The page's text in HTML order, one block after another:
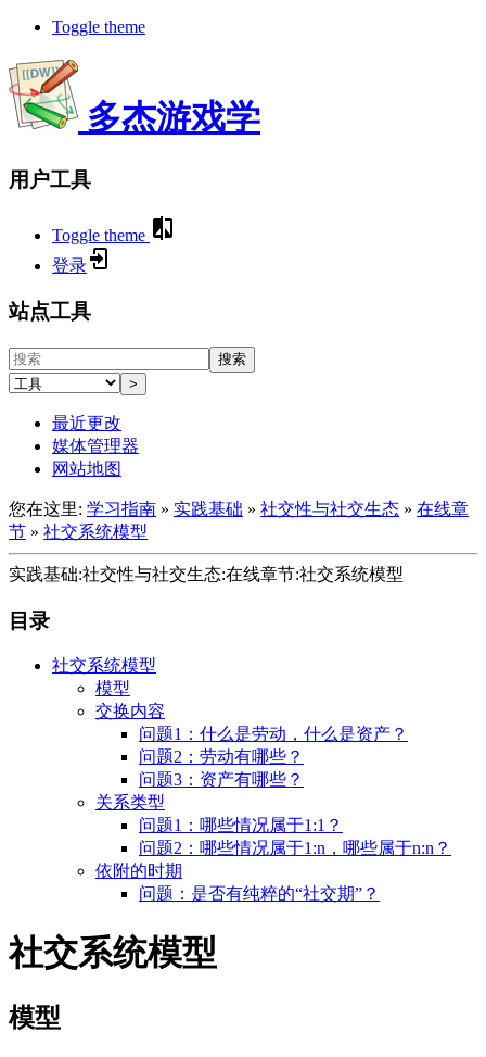
Toggle theme
多杰游戏学
用户工具
Toggle theme
登录
站点工具
搜索
>
最近更改
媒体管理器
网站地图
您在这里: 学习指南 » 实践基础 » 社交性与社交生态 » 在线章
节 » 社交系统模型
实践基础:社交性与社交生态:在线章节:社交系统模型
目录
社交系统模型
模型
交换内容
问题1：什么是劳动，什么是资产？
问题2：劳动有哪些？
问题3：资产有哪些？
关系类型
问题1：哪些情况属于1:1？
问题2：哪些情况属于1:n，哪些属于n:n？
依附的时期
问题：是否有纯粹的“社交期”？
社交系统模型
模型